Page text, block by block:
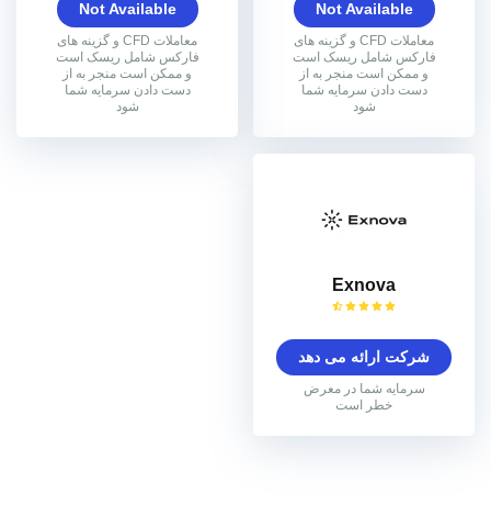
Not Available
معاملات CFD و گزینه های
فارکس شامل ریسک است
و ممکن است منجر به از
دست دادن سرمایه شما
شود
Not Available
معاملات CFD و گزینه های
فارکس شامل ریسک است
و ممکن است منجر به از
دست دادن سرمایه شما
شود
Exnova
شرکت ارائه می دهد
سرمایه شما در معرض
خطر است